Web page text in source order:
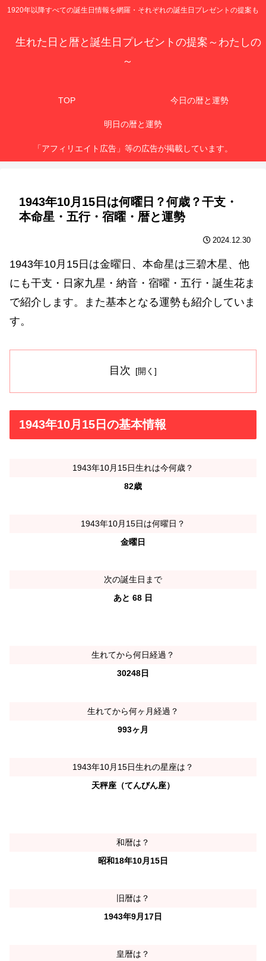
1920年以降すべての誕生日情報を網羅・それぞれの誕生日プレゼントの提案も
生れた日と暦と誕生日プレゼントの提案～わたしの
～
TOP 今日の暦と運勢
明日の暦と運勢
「アフィリエイト広告」等の広告が掲載しています。
1943年10月15日は何曜日？何歳？干支・
本命星・五行・宿曜・暦と運勢
2024.12.30
1943年10月15日は金曜日、本命星は三碧木星、他
にも干支・日家九星・納音・宿曜・五行・誕生花ま
で紹介します。また基本となる運勢も紹介していま
す。
目次
1943年10月15日の基本情報
1943年10月15日生れは今何歳？
82歳
1943年10月15日は何曜日？
金曜日
次の誕生日まで
あと 68 日
生れてから何日経過？
30248日
生れてから何ヶ月経過？
993ヶ月
1943年10月15日生れの星座は？
天秤座（てんびん座）
和暦は？
昭和18年10月15日
旧暦は？
1943年9月17日
皇暦は？